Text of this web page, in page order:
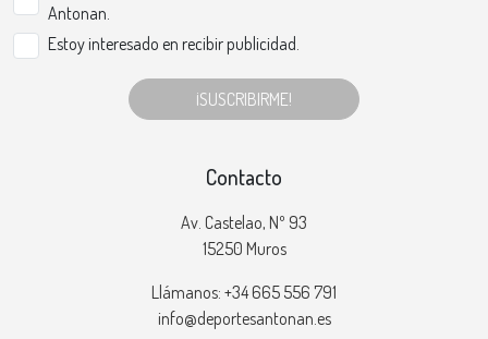
Antonan.
Estoy interesado en recibir publicidad.
¡SUSCRIBIRME!
Contacto
Av. Castelao, Nº 93
15250 Muros
Llámanos: +34 665 556 791
info@deportesantonan.es